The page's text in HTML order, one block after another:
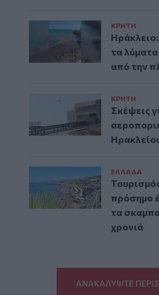
ΚΡΗΤΗ
τα
από την
ΚΡΗΤΗ
Σκέψεις
ΕΛΛAΔΑ
πρόσημο
τα
χρονιά
ΑΝΑΚΑΛΥΨΤΕ